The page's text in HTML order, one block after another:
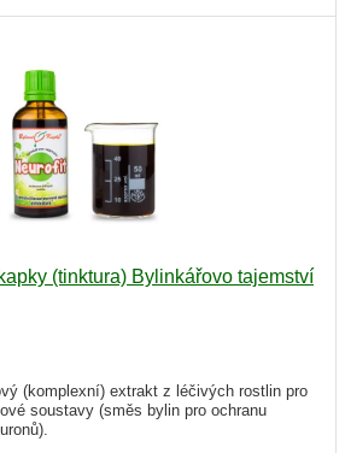
(tinktura) Bylinkářovo tajemství
(komplexní) extrakt z léčivých rostlin pro
soustavy (směs bylin pro ochranu